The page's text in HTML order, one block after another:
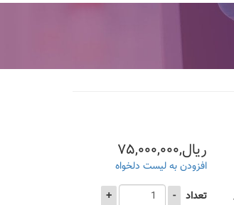
ریال,۷۵,۰۰۰,۰۰۰
افزودن به لیست دلخواه
تعداد
-
+